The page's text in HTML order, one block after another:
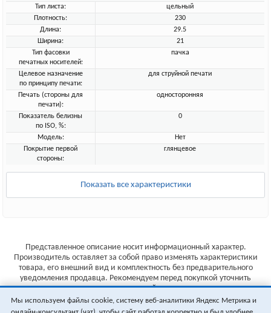
Тип листа:
цельный
Плотность:
230
Длина:
29.5
Ширина:
21
Тип фасовки
печатных носителей:
пачка
Целевое назначение
по принципу печати:
для струйной печати
Печать (стороны для
печати):
односторонняя
Показатель белизны
по ISO, %:
0
Модель:
Нет
Покрытие первой
стороны:
глянцевое
Показать все характеристики
Представленное описание носит информационный характер.
Производитель оставляет за собой право изменять характеристики
товара, его внешний вид и комплектность без предварительного
уведомления продавца. Рекомендуем перед покупкой уточнить
характеристики товара на сайте производителя.
Указанные цены не являются публичной офертой (ст.435 ГК РФ).
Мы используем файлы cookie, систему веб-аналитики Яндекс Метрика и